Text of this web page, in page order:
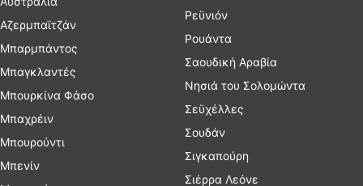
Αζερμπαϊτζάν
Μπαρμπάντος
Μπαγκλαντές
Μπουρκίνα Φάσο
Μπαχρέιν
Μπουρούντι
Μπενίν
Ρεϋνιόν
Ρουάντα
Σαουδική Αραβία
Νησιά του Σολομώντα
Σεϋχέλλες
Σουδάν
Σιγκαπούρη
Σιέρρα Λεόνε